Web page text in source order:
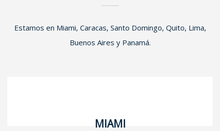
Estamos en Miami, Caracas, Santo Domingo, Quito, Lima,
Buenos Aires y Panamá.
MIAMI